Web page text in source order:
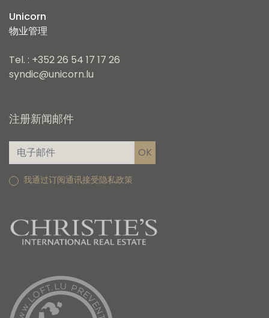
Unicorn
物业管理
Tel. : +352 26 54 17 17 26
syndic@unicorn.lu
注册新闻邮件
我通过订阅通讯接受隐私政策